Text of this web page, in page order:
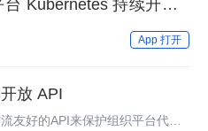
Kubernetes 持续升级实
App 打开
放 API
友好的API来保护组织平台代码